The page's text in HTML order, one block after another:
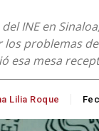
INE en
problemas
esa mesa
Lilia Roque